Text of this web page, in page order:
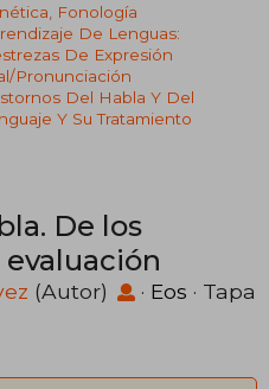
Fonología
De Lenguas:
De Expresión
pronunciación
Del Habla Y Del
Y Su Tratamiento
De los
(Autor) · Eos · Tapa